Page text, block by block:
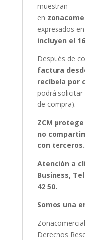
muestran
en
expresados
incluyen el
Después de
factura
recíbela por
podrá
de compra).
ZCM
no
con terceros.
Atención a
Business,
42 50.
Somos una
Derechos